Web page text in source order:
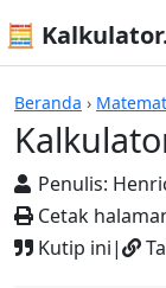
🧮
Beranda ›
Penulis:
Cetak
Kutip ini|